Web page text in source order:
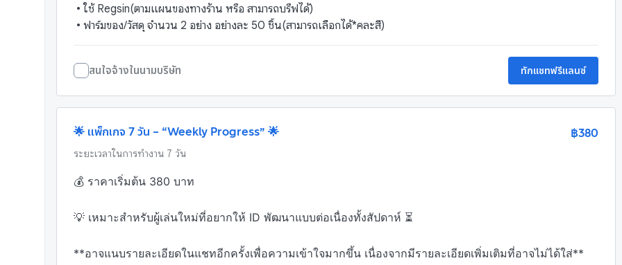
• ใช้ Regsin(ตามแผนของทางร้าน หรือ สามารถบรีฟได้)
• ฟาร์มของ/วัสดุ จำนวน 2 อย่าง อย่างละ 50 ชิ้น(สามารถเลือกได้*คละสี)
สนใจจ้างในนามบริษัท ทักแชทฟรีแลนซ์
🌟 แพ็กเกจ 7 วัน – “Weekly Progress” 🌟 ฿380
ระยะเวลาในการทำงาน 7 วัน
💰 ราคาเริ่มต้น 380 บาท
💡 เหมาะสำหรับผู้เล่นใหม่ที่อยากให้ ID พัฒนาแบบต่อเนื่องทั้งสัปดาห์ ⏳
**อาจแนบรายละเอียดในแชทอีกครั้งเพื่อความเข้าใจมากขึ้น เนื่องจากมีรายละเอียดเพิ่มเติมที่อาจไม่ได้ใส่**